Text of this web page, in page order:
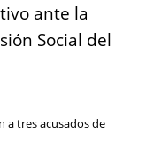
ante la
Social del
a tres acusados de